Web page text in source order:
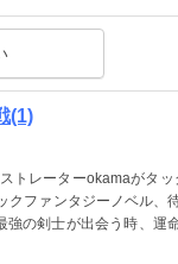
(1)
トレーターokamaがタ
クファンタジーノベル、
の剣士が出会う時、運